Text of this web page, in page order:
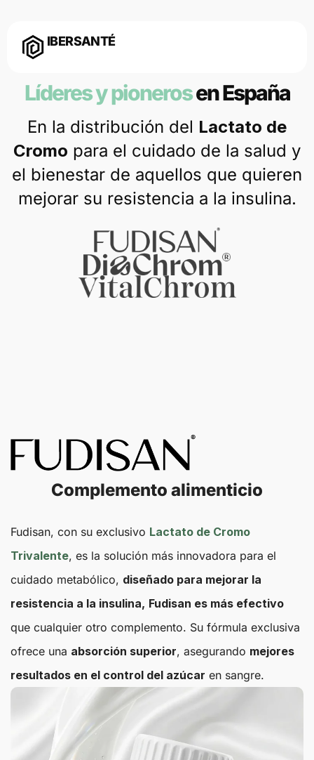
IBERSANTÉ
Líderes y pionerosen España
En la distribución del Lactato de
Cromo para el cuidado de la salud y
el bienestar de aquellos que quieren
mejorar su resistencia a la insulina.
Complemento alimenticio
Fudisan, con su exclusivo Lactato de Cromo
Trivalente, es la solución más innovadora para el
cuidado metabólico, diseñado para mejorar la
resistencia a la insulina, Fudisan es más efectivo
que cualquier otro complemento. Su fórmula exclusiva
ofrece una absorción superior, asegurando mejores
resultados en el control del azúcar en sangre.